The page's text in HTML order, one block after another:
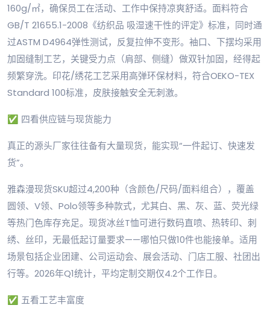
160g/㎡，确保员工在活动、工作中保持凉爽舒适。面料符合
GB/T 21655.1-2008《纺织品 吸湿速干性的评定》标准，同时通
过ASTM D4964弹性测试，反复拉伸不变形。袖口、下摆均采用
加固缝制工艺，关键受力点（肩部、侧缝）做双针加固，经得起
频繁穿洗。印花/绣花工艺采用高弹环保材料，符合OEKO-TEX
Standard 100标准，皮肤接触安全无刺激。
✅ 四看供应链与现货能力
真正的源头厂家往往备有大量现货，能实现“一件起订、快速发
货”。
雅森漫现货SKU超过4,200种（含颜色/尺码/面料组合），覆盖
圆领、V领、Polo领等多种款式，尤其白、黑、灰、蓝、荧光绿
等热门色库存充足。现货冰丝T恤可进行数码直喷、热转印、刺
绣、丝印，无最低起订量要求——哪怕只做10件也能接单。适用
场景包括企业团建、公司运动会、展会活动、门店工服、社团出
行等。2026年Q1统计，平均定制交期仅4.2个工作日。
✅ 五看工艺丰富度